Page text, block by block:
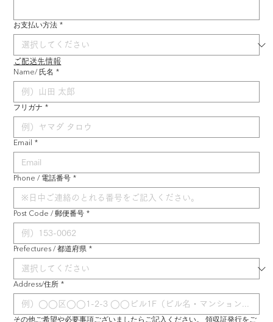
お支払い方法 *
ご配送先情報
Name/ 氏名 *
フリガナ *
Email *
Phone / 電話番号 *
Post Code / 郵便番号 *
Prefectures / 都道府県 *
Address/住所 *
その他ご希望や必要事項ございましたらご記入ください。 領収証発行をご